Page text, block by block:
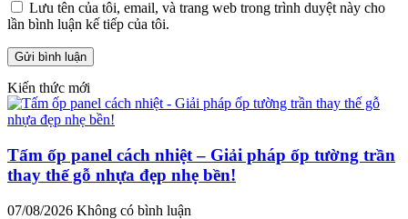
Lưu tên của tôi, email, và trang web trong trình duyệt này cho
lần bình luận kế tiếp của tôi.
Kiến thức mới
Tấm ốp panel cách nhiệt – Giải pháp ốp tường trần
thay thế gỗ nhựa đẹp nhẹ bền!
07/08/2026 Không có bình luận